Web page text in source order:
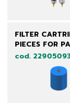
FILTER
PIECES FOR
cod.